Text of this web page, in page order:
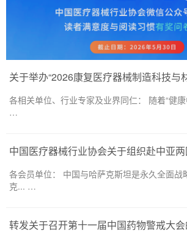
各相关单位、行业专家及业界同仁： 随着“健
…
中国医疗器械行业协会关于组织赴中亚
各会员单位： 中国与哈萨克斯坦是永久全面战
克... …